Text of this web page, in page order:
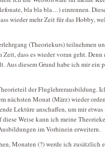
bla bla bla…) einrennen.
wieder mehr Zeit für das Hobby,
(Theoriekurs) teilnehmen
dass es wieder voran geht.
Aus diesem Grund habe ich mir ein
der Fluglehrerausbildung.
nächsten Monat (März) wieder
Lektüre anschaffen, um mir
Weise kann ich meine
im Vorhinein erweitern.
Monaten (?) werde ich zusätzlich